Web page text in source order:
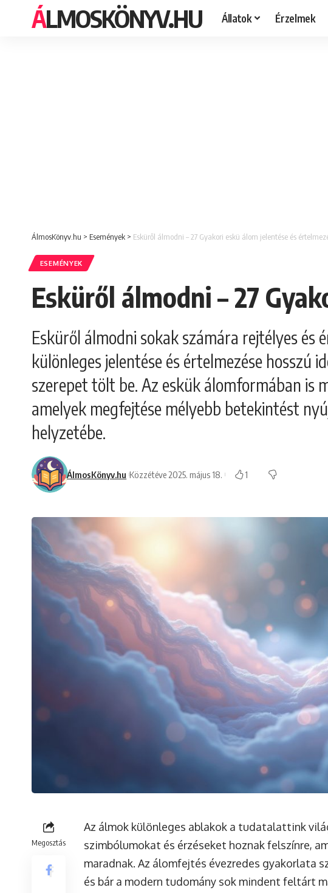
ÁLMOSKÖNYV.HU Állatok Érzelmek
ÁlmosKönyv.hu > Események > Esküről álmodni – 27 Gyakori eskü álom jelentése és
ESEMÉNYEK
Esküről álmodni – 27
Esküről álmodni sokak számára rejtélyes és
különleges jelentése és értelmezése
szerepet tölt be. Az eskük álomformában is
amelyek megfejtése mélyebb betekintést
helyzetébe.
ÁlmosKönyv.hu Közzétéve 2025. május 18. 1
Megosztás
Az álmok különleges ablakok a tudatalattink
szimbólumokat és érzéseket hoznak felszínre,
maradnak. Az álomfejtés évezredes gyakorlata
és bár a modern tudomány sok mindent feltárt